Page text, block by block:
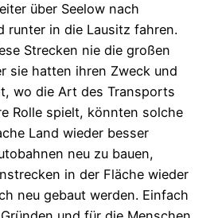
über Seelow nach
runter in die Lausitz fahren.
Strecken nie die großen
sie hatten ihren Zweck und
wo die Art des Transports
Rolle spielt, könnten solche
Land wieder besser
neu zu bauen,
in der Fläche wieder
neu gebaut werden. Einfach